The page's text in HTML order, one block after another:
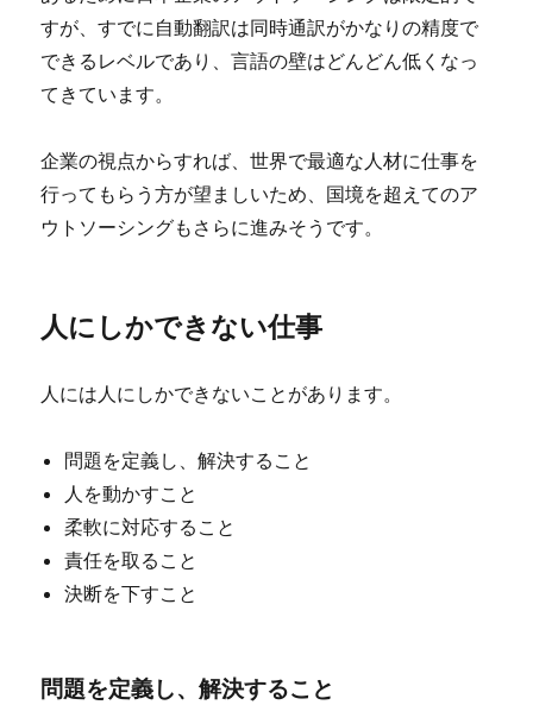
すが、すでに自動翻訳は同時通訳がかなりの精度で
できるレベルであり、言語の壁はどんどん低くなっ
てきています。
企業の視点からすれば、世界で最適な人材に仕事を
行ってもらう方が望ましいため、国境を超えてのア
ウトソーシングもさらに進みそうです。
人にしかできない仕事
人には人にしかできないことがあります。
問題を定義し、解決すること
人を動かすこと
柔軟に対応すること
責任を取ること
決断を下すこと
問題を定義し、解決すること